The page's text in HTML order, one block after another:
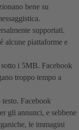
bene su
supportati.
alcune piattaforme e
i 5MB. Facebook
troppo tempo a
Facebook
gli annunci, e sebbene
le immagini